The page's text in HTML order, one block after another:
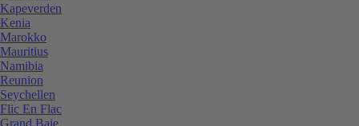
Kapeverden
Kenia
Marokko
Mauritius
Namibia
Reunion
Seychellen
Flic En Flac
Grand Baie